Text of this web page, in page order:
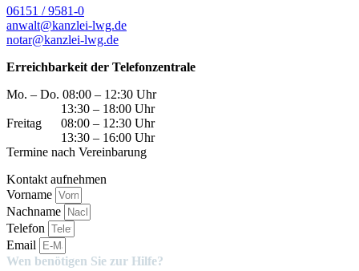
06151 / 9581-0
anwalt@kanzlei-lwg.de
notar@kanzlei-lwg.de
Erreichbarkeit der Telefonzentrale
Mo. – Do. 08:00 – 12:30 Uhr
13:30 – 18:00 Uhr
Freitag 08:00 – 12:30 Uhr
13:30 – 16:00 Uhr
Termine nach Vereinbarung
Kontakt aufnehmen
Vorname
Nachname
Telefon
Email
Wen benötigen Sie zur Hilfe?